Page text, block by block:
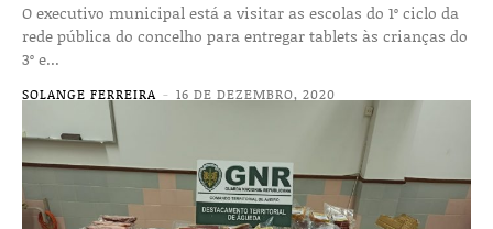
O executivo municipal está a visitar as escolas do 1º ciclo da
rede pública do concelho para entregar tablets às crianças do
3º e...
SOLANGE FERREIRA - 16 DE DEZEMBRO, 2020